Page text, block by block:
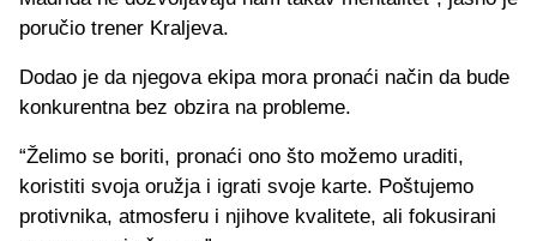
poručio trener Kraljeva.
Dodao je da njegova ekipa mora pronaći način da bude
konkurentna bez obzira na probleme.
“Želimo se boriti, pronaći ono što možemo uraditi,
koristiti svoja oružja i igrati svoje karte. Poštujemo
protivnika, atmosferu i njihove kvalitete, ali fokusirani